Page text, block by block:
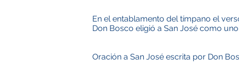
En el entablamento del tímpano el
Don Bosco eligió a San José como
Oración a San José escrita por Don